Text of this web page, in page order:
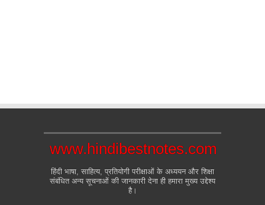
www.hindibestnotes.com
हिंदी भाषा, साहित्य, प्रतियोगी परीक्षाओं के अध्ययन और शिक्षा
संबंधित अन्य सूचनाओं की जानकारी देना ही हमारा मुख्य उद्देश्य
है।